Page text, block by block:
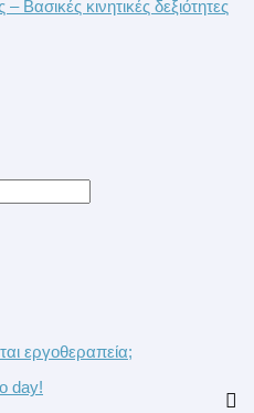
κινητικές δεξιότητες
εργοθεραπεία;
day!